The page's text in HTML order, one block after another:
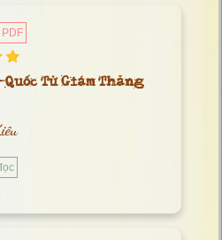
PDF
Tử Giám Thăng